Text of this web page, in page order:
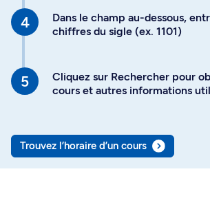
Dans le champ au-dessous,
chiffres du sigle (ex. 1101)
Cliquez sur Rechercher pour
cours et autres informations
Trouvez l’horaire d’un cours